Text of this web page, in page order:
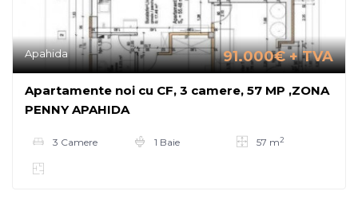
Apahida 91.000€+ TVA
Apartamente noi cu CF, 3 camere, 57 MP ,ZONA
PENNY APAHIDA
3 Camere 1 Baie 57 m2